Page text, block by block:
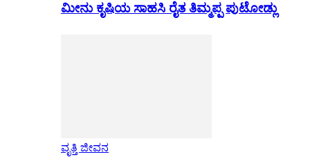
ಮೀನು ಕೃಷಿಯ ಸಾಹಸಿ ರೈತ ತಿಮ್ಮಪ್ಪ ಪುಟೋಡ್ಲು
ವೃತ್ತಿ ಜೀವನ